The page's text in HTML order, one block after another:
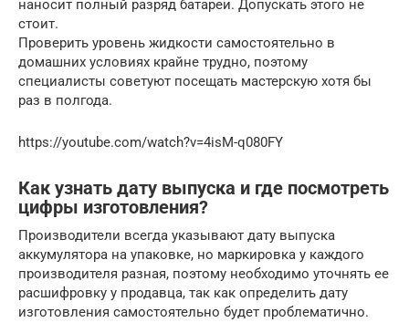
наносит полный разряд батареи. Допускать этого не
стоит.
Проверить уровень жидкости самостоятельно в
домашних условиях крайне трудно, поэтому
специалисты советуют посещать мастерскую хотя бы
раз в полгода.
https://youtube.com/watch?v=4isM-q080FY
Как узнать дату выпуска и где посмотреть
цифры изготовления?
Производители всегда указывают дату выпуска
аккумулятора на упаковке, но маркировка у каждого
производителя разная, поэтому необходимо уточнять ее
расшифровку у продавца, так как определить дату
изготовления самостоятельно будет проблематично.